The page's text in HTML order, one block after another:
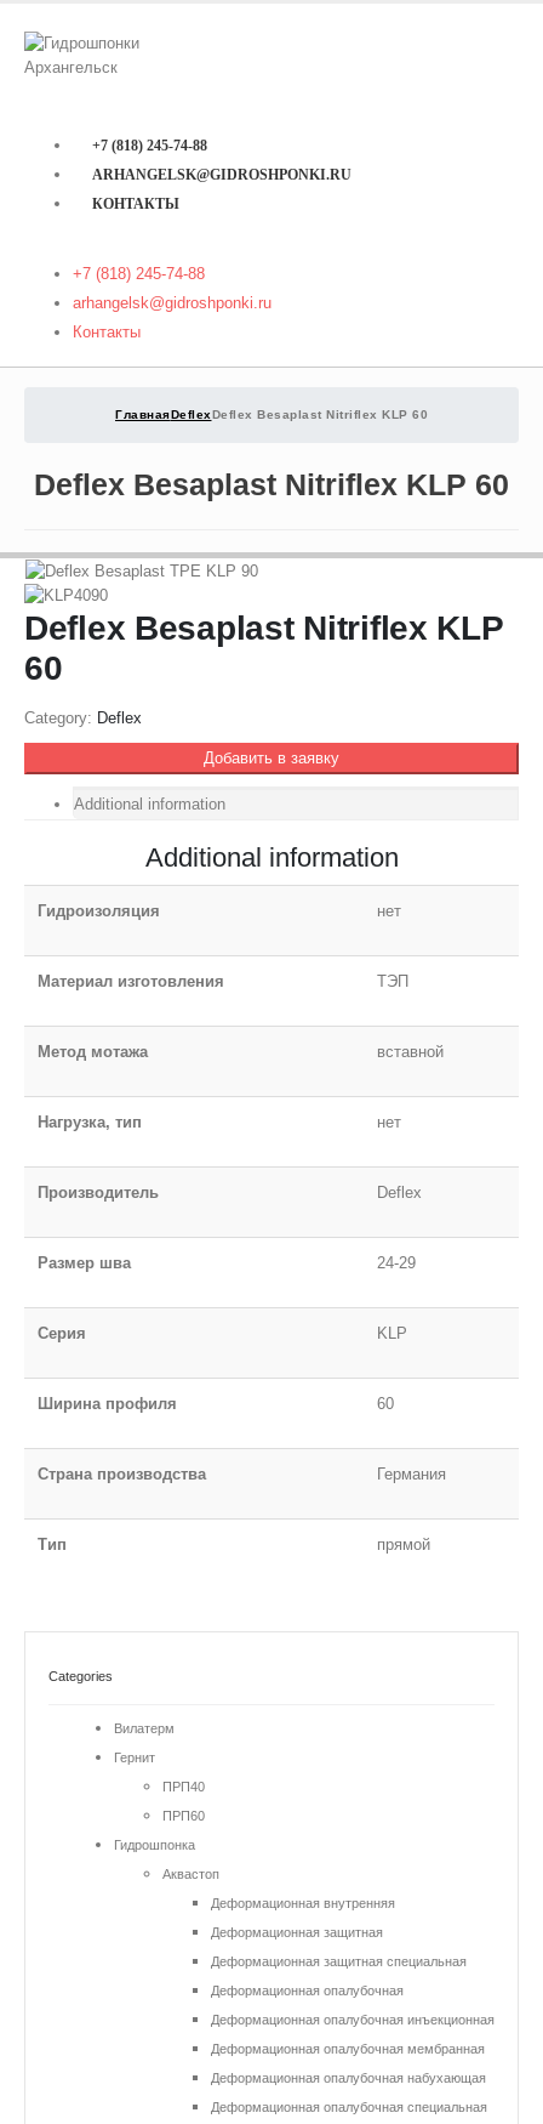
+7 (818) 245-74-88
ARHANGELSK@GIDROSHPONKI.RU
КОНТАКТЫ
+7 (818) 245-74-88
arhangelsk@gidroshponki.ru
Контакты
ГлавнаяDeflexDeflex Besaplast Nitriflex KLP 60
Deflex Besaplast Nitriflex KLP 60
Deflex Besaplast Nitriflex KLP
60
Category: Deflex
Добавить в заявку
Additional information
Additional information
Гидроизоляция нет
Материал изготовления ТЭП
Метод мотажа вставной
Нагрузка, тип нет
Производитель Deflex
Размер шва 24-29
Серия KLP
Ширина профиля 60
Страна производства Германия
Тип прямой
Categories
Вилатерм
Гернит
ПРП40
ПРП60
Гидрошпонка
Аквастоп
Деформационная внутренняя
Деформационная защитная
Деформационная защитная специальная
Деформационная опалубочная
Деформационная опалубочная инъекционная
Деформационная опалубочная мембранная
Деформационная опалубочная набухающая
Деформационная опалубочная специальная